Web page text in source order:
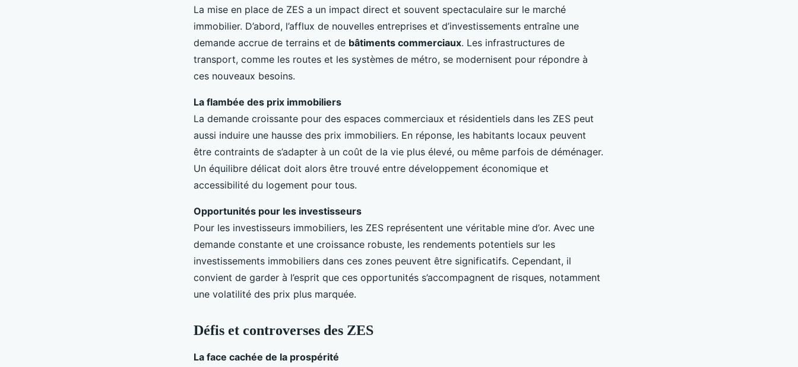
La mise en place de ZES a un impact direct et souvent spectaculaire sur le marché
immobilier. D’abord, l’afflux de nouvelles entreprises et d’investissements entraîne une
demande accrue de terrains et de bâtiments commerciaux. Les infrastructures de
transport, comme les routes et les systèmes de métro, se modernisent pour répondre à
ces nouveaux besoins.
La flambée des prix immobiliers
La demande croissante pour des espaces commerciaux et résidentiels dans les ZES peut
aussi induire une hausse des prix immobiliers. En réponse, les habitants locaux peuvent
être contraints de s’adapter à un coût de la vie plus élevé, ou même parfois de déménager.
Un équilibre délicat doit alors être trouvé entre développement économique et
accessibilité du logement pour tous.
Opportunités pour les investisseurs
Pour les investisseurs immobiliers, les ZES représentent une véritable mine d’or. Avec une
demande constante et une croissance robuste, les rendements potentiels sur les
investissements immobiliers dans ces zones peuvent être significatifs. Cependant, il
convient de garder à l’esprit que ces opportunités s’accompagnent de risques, notamment
une volatilité des prix plus marquée.
Défis et controverses des ZES
La face cachée de la prospérité